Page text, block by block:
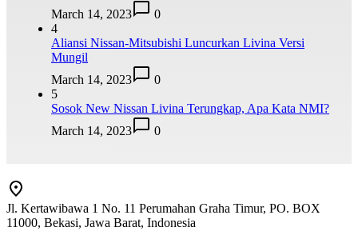
March 14, 2023
0
4
Aliansi Nissan-Mitsubishi Luncurkan Livina Versi
Mungil
March 14, 2023
0
5
Sosok New Nissan Livina Terungkap, Apa Kata NMI?
March 14, 2023
0
Jl. Kertawibawa 1 No. 11 Perumahan Graha Timur, PO. BOX
11000, Bekasi, Jawa Barat, Indonesia